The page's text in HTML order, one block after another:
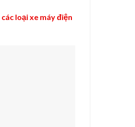
các loại xe máy điện